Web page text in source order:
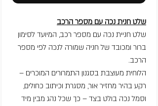
שלט חנית נכה עם מספר הרכב
שלט חניית נכה עם מספר רכב, המיועד לסימון
ברור ומכובד של חניה שמורה לנכה לפי מספר
הרכב.
הלוחית מעוצבת בסגנון התמרורים המוכרים –
רקע בהיר מחזיר אור, מסגרת וכיתוב כחולים,
וסמל נכה בולט בצד – כך שכל נהג מבין מיד